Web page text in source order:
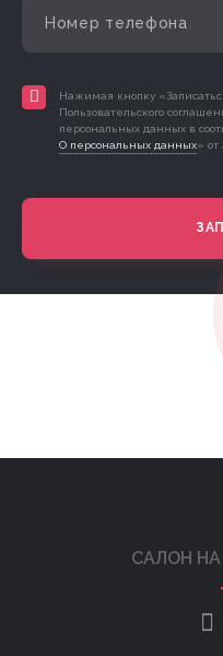
Нажимая кнопку
Пользовательского
персональных данных в
О персональных данных» от
САЛОН